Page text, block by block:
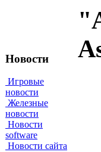
Новости
Игровые
новости
Железные
новости
Новости
software
Новости сайта